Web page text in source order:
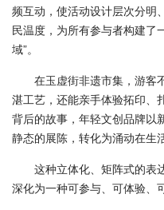
频互动，使活动设计层次分明
民温度，为所有参与者构建了
域”。
在玉虚街非遗市集，游客
湛工艺，还能亲手体验拓印、
背后的故事，年轻文创品牌以
静态的展陈，转化为涌动在生
这种立体化、矩阵式的表
深化为一种可参与、可体验、